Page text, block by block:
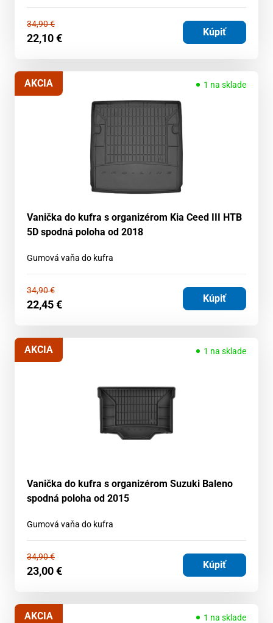
34,90€
22,10€ Kúpiť
1 na sklade
AKCIA
Vanička do kufra s organizérom Kia Ceed III HTB
5D spodná poloha od 2018
Gumová vaňa do kufra
34,90€
22,45€ Kúpiť
1 na sklade
AKCIA
Vanička do kufra s organizérom Suzuki Baleno
spodná poloha od 2015
Gumová vaňa do kufra
34,90€
23,00€ Kúpiť
1 na sklade
AKCIA